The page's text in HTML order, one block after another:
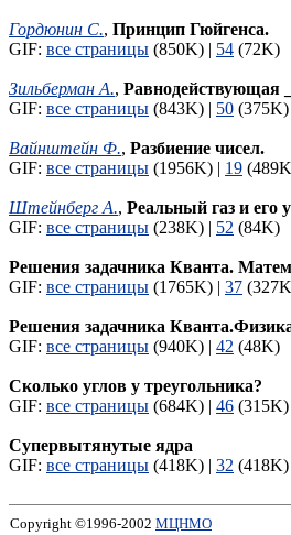
Гордюнин С., Принцип Гюйгенса.
GIF: все страницы (850K) | 54
Зильберман А., Равнодействующая
GIF: все страницы (843K) | 50
Вайнштейн Ф., Разбиение чисел.
GIF: все страницы (1956K) | 19
Штейнберг А., Реальный газ и его
GIF: все страницы (238K) | 52
Решения задачника Кванта.
GIF: все страницы (1765K) | 37
Решения задачника
GIF: все страницы (940K) | 42
Сколько углов у треугольника?
GIF: все страницы (684K) | 46
Супервытянутые ядра
GIF: все страницы (418K) | 32
Copyright ©1996-2002 МЦНМО